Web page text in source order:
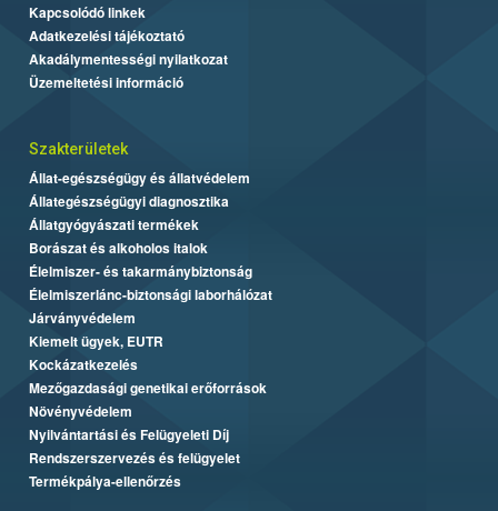
Kapcsolódó linkek
Adatkezelési tájékoztató
Akadálymentességi nyilatkozat
Üzemeltetési információ
Szakterületek
Állat-egészségügy és állatvédelem
Állategészségügyi diagnosztika
Állatgyógyászati termékek
Borászat és alkoholos italok
Élelmiszer- és takarmánybiztonság
Élelmiszerlánc-biztonsági laborhálózat
Járványvédelem
Kiemelt ügyek, EUTR
Kockázatkezelés
Mezőgazdasági genetikai erőforrások
Növényvédelem
Nyilvántartási és Felügyeleti Díj
Rendszerszervezés és felügyelet
Termékpálya-ellenőrzés